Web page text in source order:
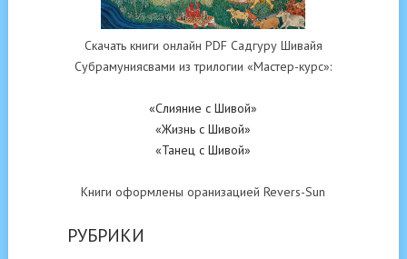
Скачать книги онлайн PDF Садгуру Шивайя
Субрамуниясвами из трилогии «Мастер-курс»:
«Слияние с Шивой»
«Жизнь с Шивой»
«Танец с Шивой»
Книги оформлены оранизацией Revers-Sun
РУБРИКИ